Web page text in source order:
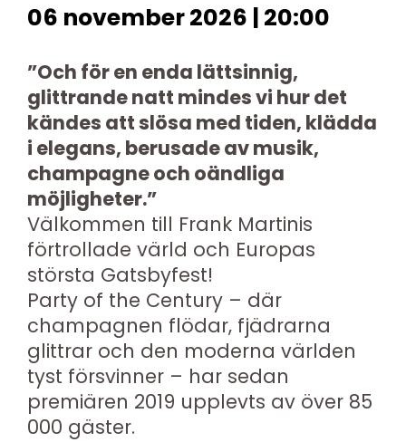
06 november 2026 | 20:00
”Och för en enda lättsinnig,
glittrande natt mindes vi hur det
kändes att slösa med tiden, klädda
i elegans, berusade av musik,
champagne och oändliga
möjligheter.”
Välkommen till Frank Martinis
förtrollade värld och Europas
största Gatsbyfest!
Party of the Century – där
champagnen flödar, fjädrarna
glittrar och den moderna världen
tyst försvinner – har sedan
premiären 2019 upplevts av över 85
000 gäster.